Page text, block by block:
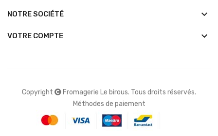
NOTRE SOCIÉTÉ keyboard_arrow_down
VOTRE COMPTE 
Copyright
Fromagerie Le birous. Tous droits réservés.
Méthodes de paiement